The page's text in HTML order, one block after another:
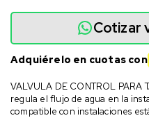
VALVULA DE CONTROL PARA
regula el flujo de agua en la
compatible con instalaciones
Cotizar
Adquiérelo en cuotas con